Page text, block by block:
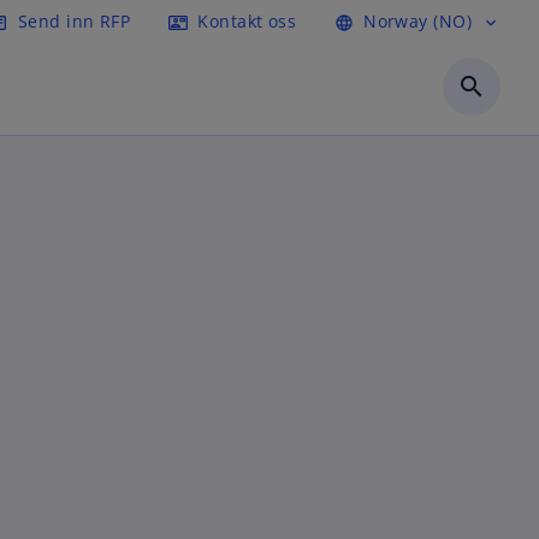
Send inn RFP contact_mail Kontakt oss language Norway (NO) expand_more
search